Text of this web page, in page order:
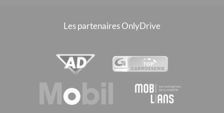
Les partenaires OnlyDrive